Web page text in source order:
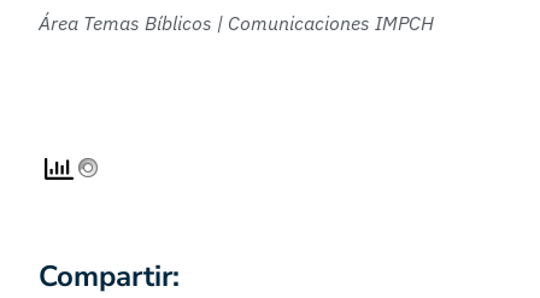
Área Temas Bíblicos | Comunicaciones IMPCH
Compartir: